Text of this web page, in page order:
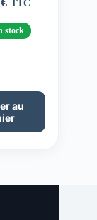
TTC
stock
au